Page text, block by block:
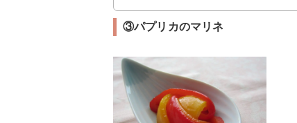
③パプリカのマリネ